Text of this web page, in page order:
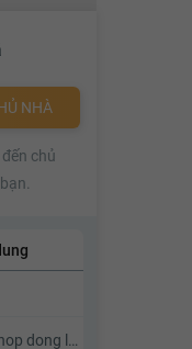
NHÀ
chủ
On thi em ky hop dong luon nhe a